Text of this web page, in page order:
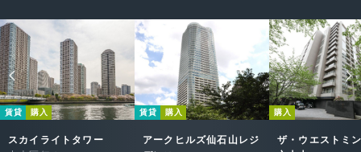
賃貸 購入
スカイライトタワー
賃貸 購入
アークヒルズ仙石山レジ
購入
ザ・ウエストミ